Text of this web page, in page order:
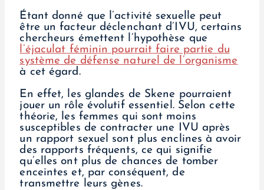
Étant donné que l’activité sexuelle peut
être un facteur déclenchant d’IVU, certains
chercheurs émettent l’hypothèse que
l’éjaculat féminin pourrait faire partie du
système de défense naturel de l’organisme
à cet égard.
En effet, les glandes de Skene pourraient
jouer un rôle évolutif essentiel. Selon cette
théorie, les femmes qui sont moins
susceptibles de contracter une IVU après
un rapport sexuel sont plus enclines à avoir
des rapports fréquents, ce qui signifie
qu’elles ont plus de chances de tomber
enceintes et, par conséquent, de
transmettre leurs gènes.